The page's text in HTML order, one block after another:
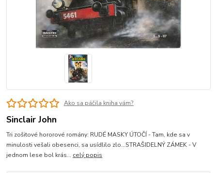
Ako sa páčila kniha vám?
Sinclair John
Tri zošitové hororové romány: RUDÉ MASKY ÚTOČÍ - Tam, kde sa v
minulosti vešali obesenci, sa usídlilo zlo...STRAŠIDELNÝ ZÁMEK - V
jednom lese bol krás... celý popis